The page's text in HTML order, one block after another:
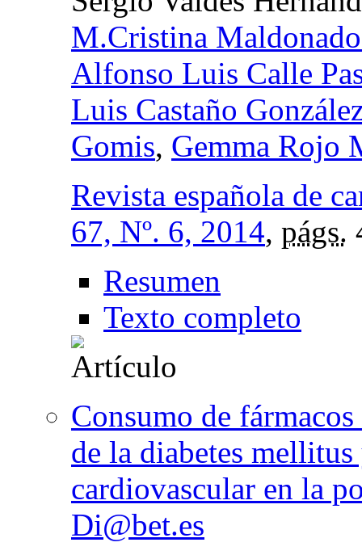
M.Cristina
Alfonso Luis Calle
Luis Castaño
Gomis, Gemma Rojo
Revista española de
67, Nº. 6, 2014, págs.
Resumen
Texto completo
Consumo de
de la diabetes
cardiovascular en la
Di@bet.es